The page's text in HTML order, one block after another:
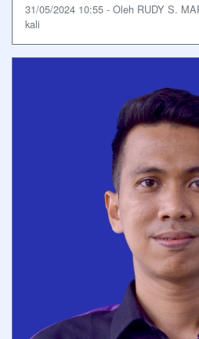
31/05/2024 10:55 - Oleh RUDY S.
kali